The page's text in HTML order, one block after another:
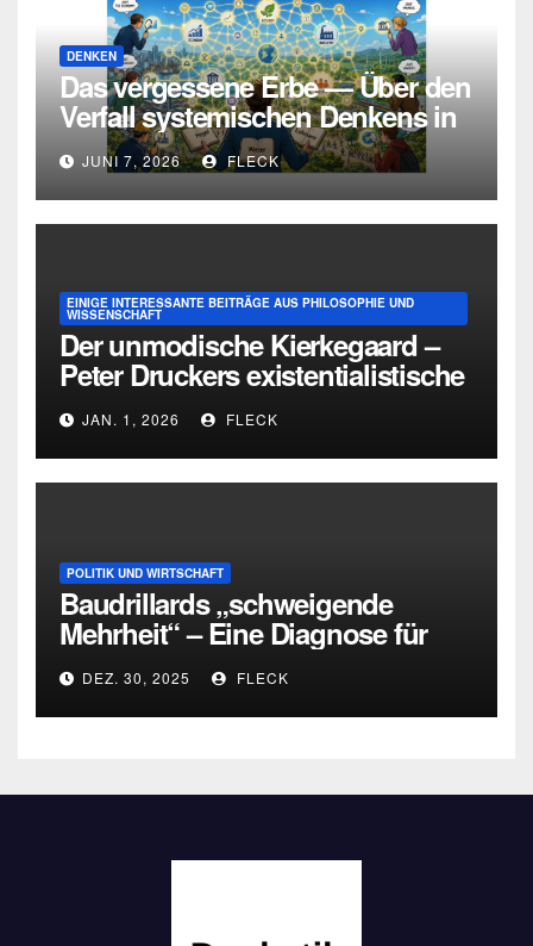
DENKEN
Das vergessene Erbe — Über den
Verfall systemischen Denkens in
Deutschland
JUNI 7, 2026 FLECK
EINIGE INTERESSANTE BEITRÄGE AUS PHILOSOPHIE UND
WISSENSCHAFT
Der unmodische Kierkegaard –
Peter Druckers existentialistische
Intervention von 1933
JAN. 1, 2026 FLECK
POLITIK UND WIRTSCHAFT
Baudrillards „schweigende
Mehrheit“ – Eine Diagnose für
heute
DEZ. 30, 2025 FLECK